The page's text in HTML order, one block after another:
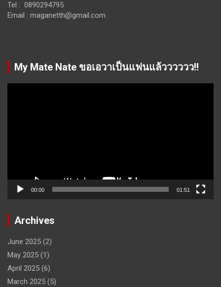
Tel : 0890294795
Email : maganetth@gmail.com
My Mate Nate ขอเอวาเป็นแฟนแล้วววววว!!
00:00 01:51
Archives
June 2025 (2)
May 2025 (1)
April 2025 (6)
March 2025 (5)